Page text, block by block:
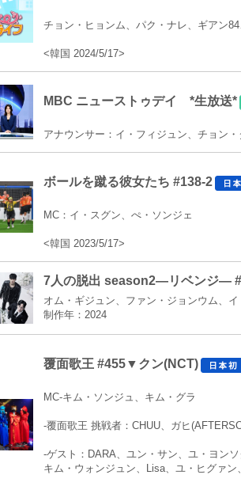
チョン・ヒョンム、パク・ナレ、ギアン
<韓国 2024/5/17>
MBC ニューストゥデイ *生放送*
アナウンサー：イ・フィジュン、チョン
ボールを蹴る彼女たち #138-2
MC：イ・スグン、ぺ・ソンジェ
<韓国 2023/5/17>
7人の脱出 season2―リベンジ―
オム・ギジュン、ファン・ジョンウム、
制作年：2024
覆面歌王 #455▼クン(NCT)
MC-キム・ソンジュ、キム・グラ
-覆面歌王 挑戦者：CHUU、ガヒ
-ゲスト：DARA、ユン・サン、ユ・ヨン
キム・ウォンジュン、Lisa、ユ・ヒグァン